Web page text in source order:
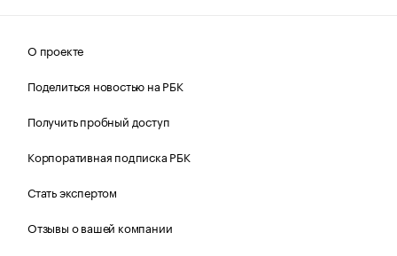
О проекте
Поделиться новостью на РБК
Получить пробный доступ
Корпоративная подписка РБК
Стать экспертом
Отзывы о вашей компании